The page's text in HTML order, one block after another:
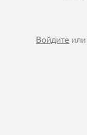
Войдите или